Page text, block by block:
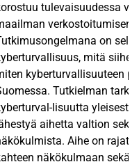
tulevaisuudessa
verkostoitumisen
on
mitä
kyberturvallisuuteen
Tutkielman
lisuutta yleisesti
aihetta valtion
Aihe on
näkökulmaan sekä